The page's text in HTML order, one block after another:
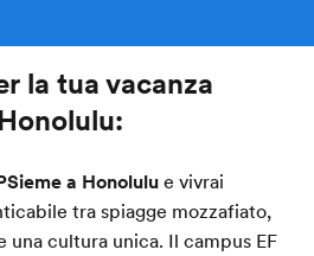
la tua vacanza
a Honolulue vivrai
tra spiagge mozzafiato,
cultura unica. Il campus EF